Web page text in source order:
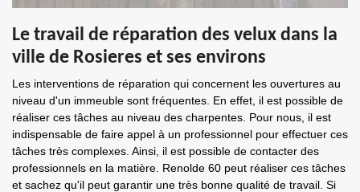
Le travail de réparation des velux dans la
ville de Rosieres et ses environs
Les interventions de réparation qui concernent les ouvertures au
niveau d'un immeuble sont fréquentes. En effet, il est possible de
réaliser ces tâches au niveau des charpentes. Pour nous, il est
indispensable de faire appel à un professionnel pour effectuer ces
tâches très complexes. Ainsi, il est possible de contacter des
professionnels en la matière. Renolde 60 peut réaliser ces tâches
et sachez qu'il peut garantir une très bonne qualité de travail. Si